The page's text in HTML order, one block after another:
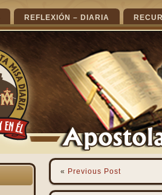
REFLEXIÓN – DIARIA
« Previous Post